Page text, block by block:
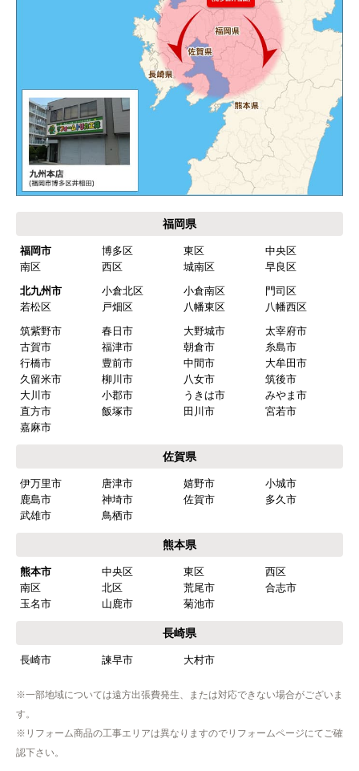
福岡県
福岡市 博多区 東区
中央区
南区
西区 城南区
早良区
北九州市
小倉北区 小倉南区
門司区
若松区
戸畑区 八幡東区
八幡西区
筑紫野市
春日市 大野城市
太宰府市
古賀市
福津市 朝倉市
糸島市
行橋市
豊前市 中間市
大牟田市
久留米市
柳川市 八女市
筑後市
大川市
小郡市 うきは市
みやま市
直方市
飯塚市 田川市
宮若市
嘉麻市
佐賀県
伊万里市 唐津市 嬉野市
小城市
鹿島市
神埼市 佐賀市
多久市
武雄市
鳥栖市
熊本県
熊本市 中央区 東区
西区
南区
北区 荒尾市
合志市
玉名市
山鹿市 菊池市
長崎県
長崎市 諫早市 大村市
※一部地域については遠方出張費発生、または対応できない場合がございま
す。
※リフォーム商品の工事エリアは異なりますのでリフォームページにてご確
認下さい。